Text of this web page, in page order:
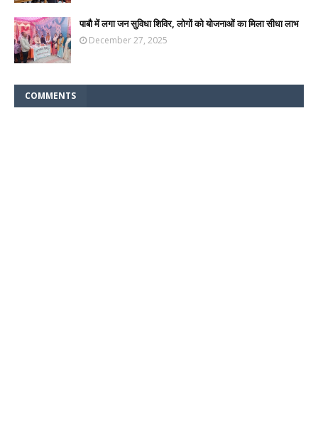
पाबौ में लगा जन सुविधा शिविर, लोगों को योजनाओं का मिला सीधा लाभ
December 27, 2025
COMMENTS